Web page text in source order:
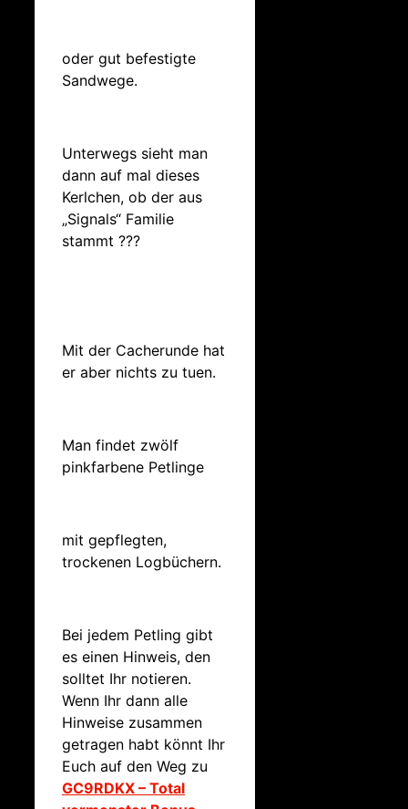
oder gut befestigte
Sandwege.
Unterwegs sieht man
dann auf mal dieses
Kerlchen, ob der aus
„Signals“ Familie
stammt ???
Mit der Cacherunde hat
er aber nichts zu tuen.
Man findet zwölf
pinkfarbene Petlinge
mit gepflegten,
trockenen Logbüchern.
Bei jedem Petling gibt
es einen Hinweis, den
solltet Ihr notieren.
Wenn Ihr dann alle
Hinweise zusammen
getragen habt könnt Ihr
Euch auf den Weg zu
GC9RDKX – Total